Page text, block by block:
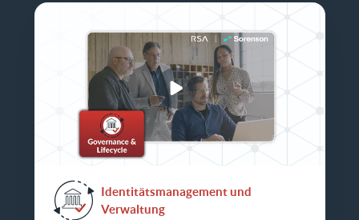
Identitätsmanagement und
Verwaltung